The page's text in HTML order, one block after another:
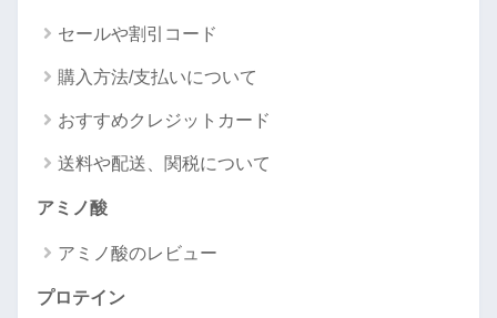
セールや割引コード
購入方法/支払いについて
おすすめクレジットカード
送料や配送、関税について
アミノ酸
アミノ酸のレビュー
プロテイン